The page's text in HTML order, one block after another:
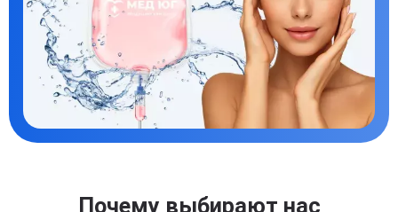
Почему выбирают нас